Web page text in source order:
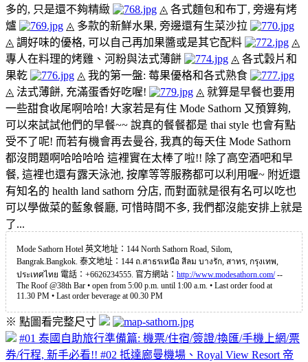
多的, 只是還不夠精緻
◬ 各式麵包和布丁, 旁邊有烤
爐
◬ 多款的新鮮水果, 旁邊還有生菜沙拉
◬ 調好味的優格, 可以自己再加果醬或是其它配料
◬
專人在料理的烤雞、河粉與法式薄餅
◬ 各式穀片和
果乾
◬ 我的第一盤: 莓果優格和各式熟食
◬ 法式薄餅, 充滿蛋香好吃喔!
◬ 就算是早餐也要用
一些甜食收尾啊哈哈! 大家若是有住 Mode Sathorn 又預算夠,
可以來試試他們的早餐~~ 說真的餐餐都是 thai style 也會有點
受不了呢! 而若有機會再去曼谷, 我真的每天住 Mode Sathorn
都沒問題啊哈哈哈哈 這裡實在太棒了啦!! 除了高空酒吧和早
餐, 這裡也還有露天泳池, 按摩等等服務都可以利用喔~ 附近還
有知名的 health land sathorn 分店, 而對面就是很有名可以吃也
可以學做菜的藍象餐廳, 可惜時間不多, 我們都沒能安排上就是
了...
Mode Sathorn Hotel 英文地址：144 North Sathorn Road, Silom,
Bangrak.Bangkok. 泰文地址：144 ถ.สาธรเหนือ สีลม บางรัก, สาทร, กรุงเทพ,
ประเทศไทย 電話：+6626234555. 官方網站： http://www.modesathorn.com/--
The Roof @38th Bar • open from 5:00 p.m. until 1:00 a.m. • Last order food at
11.30 PM • Last order beverage at 00.30 PM
※ 點圖看完整尺寸
#01 泰國自助旅行準備篇: 機票/住宿/簽證/換匯/手機上網/票
券/行程, 新手必看!! #02 抵達廊曼機場、Royal View Resort 帝